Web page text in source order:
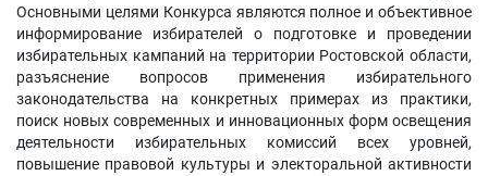
Основными целями Конкурса являются полное и объективное
информирование избирателей о подготовке и проведении
избирательных кампаний на территории Ростовской области,
разъяснение вопросов применения избирательного
законодательства на конкретных примерах из практики,
поиск новых современных и инновационных форм освещения
деятельности избирательных комиссий всех уровней,
повышение правовой культуры и электоральной активности